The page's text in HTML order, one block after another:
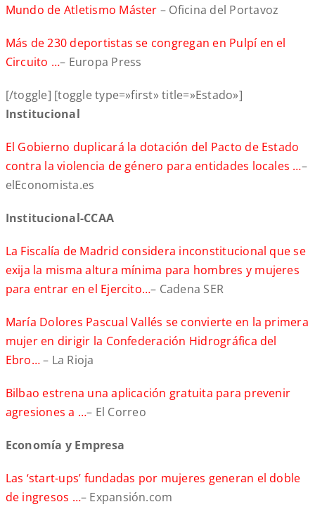
Mundo de Atletismo Máster – Oficina del Portavoz
Más de 230 deportistas se congregan en Pulpí en el
Circuito …– Europa Press
[/toggle] [toggle type=»first» title=»Estado»]
Institucional
El Gobierno duplicará la dotación del Pacto de Estado
contra la violencia de género para entidades locales …–
elEconomista.es
Institucional-CCAA
La Fiscalía de Madrid considera inconstitucional que se
exija la misma altura mínima para hombres y mujeres
para entrar en el Ejercito…– Cadena SER
María Dolores Pascual Vallés se convierte en la primera
mujer en dirigir la Confederación Hidrográfica del
Ebro…– La Rioja
Bilbao estrena una aplicación gratuita para prevenir
agresiones a …– El Correo
Economía y Empresa
Las ‘start-ups’ fundadas por mujeres generan el doble
de ingresos …– Expansión.com